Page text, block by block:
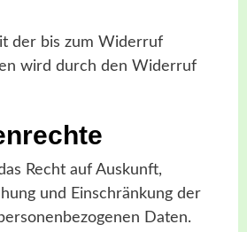
der bis zum Widerruf
wird durch den Widerruf
Recht auf Auskunft,
und Einschränkung der
Daten.